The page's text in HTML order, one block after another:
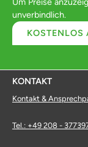
unverbindlich.
KOSTENLOS
KONTAKT
Kontakt &
Tel.: +49 208 -